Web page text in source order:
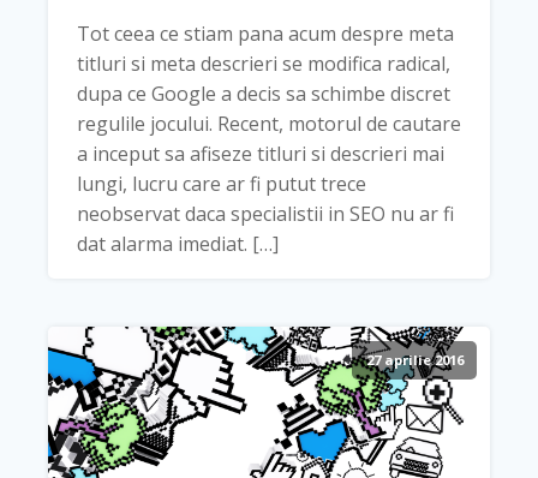
Tot ceea ce stiam pana acum despre meta
titluri si meta descrieri se modifica radical,
dupa ce Google a decis sa schimbe discret
regulile jocului. Recent, motorul de cautare
a inceput sa afiseze titluri si descrieri mai
lungi, lucru care ar fi putut trece
neobservat daca specialistii in SEO nu ar fi
dat alarma imediat. […]
27 aprilie 2016